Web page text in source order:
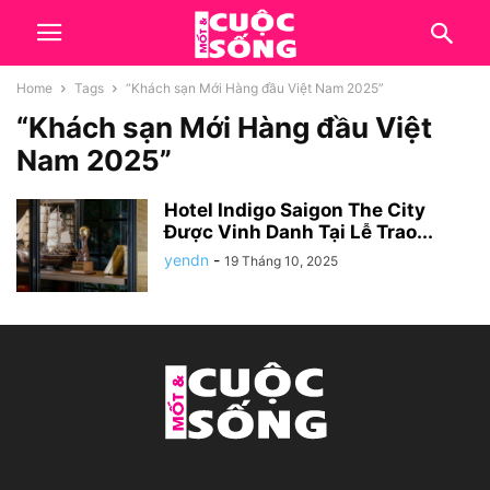
Home Tags “Khách sạn Mới Hàng đầu Việt Nam 2025”
“Khách sạn Mới Hàng đầu Việt
Nam 2025”
Hotel Indigo Saigon The City
Được Vinh Danh Tại Lễ Trao...
yendn - 19 Tháng 10, 2025